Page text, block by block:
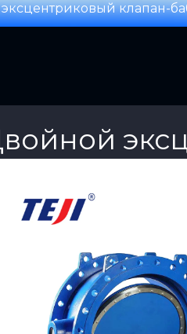
клапан-